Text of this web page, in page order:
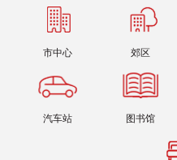
市中心 郊区
汽车站 图书馆